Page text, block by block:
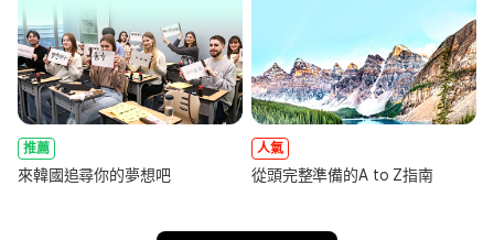
推薦
來韓國追尋你的夢想吧
人氣
從頭完整準備的A to Z指南